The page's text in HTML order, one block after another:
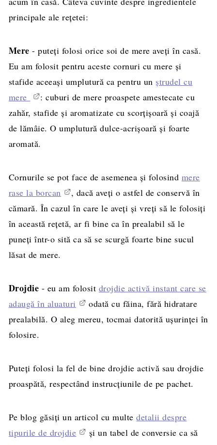
principale ale rețetei:
Mere- puteți folosi orice soi de mere aveți în casă.
Eu am folosit pentru aceste cornuri cu mere și
stafide aceeași umplutură ca pentru un ștrudel cu
mere
: cuburi de mere proaspete amestecate cu
zahăr, stafide și aromatizate cu scorțișoară și coajă
de lămâie. O umplutură dulce-acrișoară și foarte
aromată.
Cornurile se pot face de asemenea și folosind mere
rase la borcan
, dacă aveți o astfel de conservă în
cămară. În cazul în care le aveți și vreți să le folosiți
în această rețetă, ar fi bine ca în prealabil să le
puneți într-o sită ca să se scurgă foarte bine sucul
lăsat de mere.
Drojdie - eu am folosit drojdie activă instant care se
adaugă în aluaturi
odată cu făina, fără hidratare
prealabilă. O aleg mereu, tocmai datorită ușurinței în
folosire.
Puteți folosi la fel de bine drojdie activă sau drojdie
proaspătă, respectând instrucțiunile de pe pachet.
Pe blog găsiți un articol cu multedetalii despre
tipurile de drojdie
și un tabel de conversie ca să